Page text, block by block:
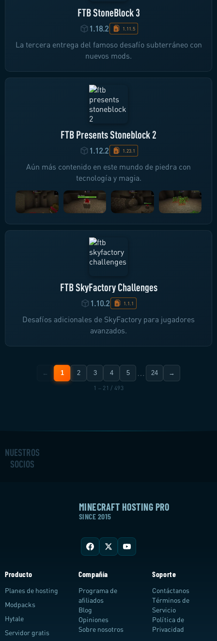
FTB StoneBlock 3
1.18.2 1.11.5
La tercera entrega del famoso desafío subterráneo con
nuevos mods.
FTB Presents Stoneblock 2
1.12.2 1.23.1
Aún más contenido en este mundo de piedra con
tecnología y magia.
FTB SkyFactory Challenges
1.10.2 1.1.1
Desafíos adicionales de SkyFactory para jugadores
avanzados.
← 1 2 3 4 5 … 24 →
1 – 21 / 493
NUESTROS
SOCIOS
MINECRAFT HOSTING PRO
SINCE 2015
Producto
Planes de hosting
Modpacks
Hytale
Servidor gratis
Compañía
Programa de
afiliados
Blog
Opiniones
Sobre nosotros
Soporte
Contáctanos
Términos de
Servicio
Política de
Privacidad